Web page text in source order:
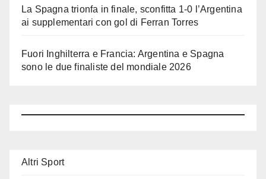
La Spagna trionfa in finale, sconfitta 1-0 l’Argentina
ai supplementari con gol di Ferran Torres
Fuori Inghilterra e Francia: Argentina e Spagna
sono le due finaliste del mondiale 2026
Altri Sport